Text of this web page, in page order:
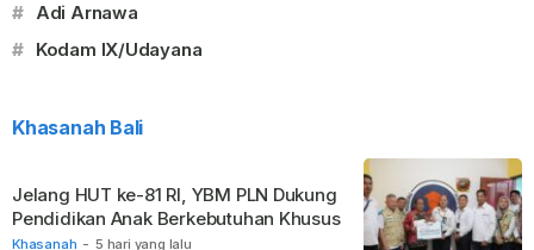
# Adi Arnawa
# Kodam IX/Udayana
Khasanah Bali
Khasanah - 5 hari yang lalu
Jelang HUT ke-81 RI, YBM PLN Dukung
Pendidikan Anak Berkebutuhan Khusus